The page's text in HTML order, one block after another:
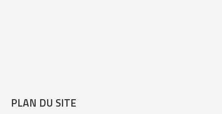
PLAN DU SITE